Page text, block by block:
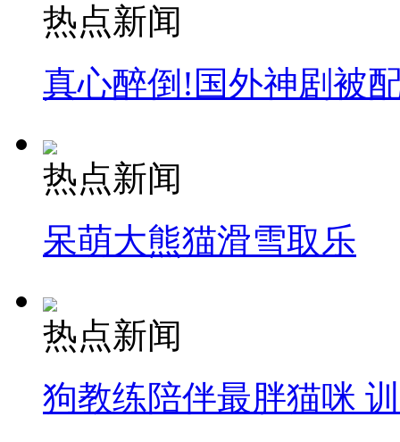
热点新闻
真心醉倒!国外神剧被
热点新闻
呆萌大熊猫滑雪取乐
热点新闻
狗教练陪伴最胖猫咪